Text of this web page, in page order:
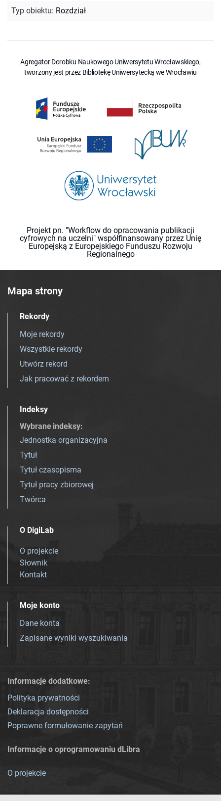
Typ obiektu: Rozdział
Agregator Dorobku Naukowego Uniwersytetu Wrocławskiego,
tworzony jest przez Bibliotekę Uniwersytecką we Wrocławiu
Projekt pn. "Workflow do opracowania publikacji
cyfrowych na uczelni" współfinansowany przez Unię
Europejską z Europejskiego Funduszu Rozwoju
Regionalnego
Mapa strony
Rekordy
Moje rekordy
Wszystkie rekordy
Utwórz rekord
Jak pracować z rekordem
Indeksy
Wybrane indeksy:
Jednostka organizacyjna
Tytuł
Tytuł czasopisma
Tytuł pracy zbiorowej
Twórca
O DigiLab
O projekcie
Słownik
Kontakt
Moje konto
Dane konta
Zapisane wyniki wyszukiwania
Informacje dodatkowe:
Polityka prywatności
Deklaracja dostępności
Poprawne formułowanie zapytań
Informacje o oprogramowaniu dLibra
O projekcie